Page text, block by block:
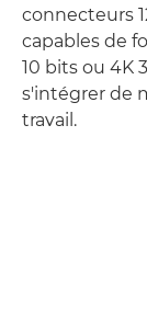
connecteurs
capables de
10 bits ou 4K
s'intégrer de
travail.